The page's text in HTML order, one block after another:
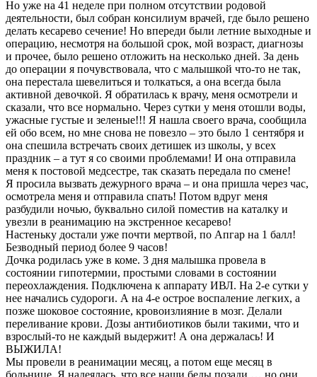
Но уже на 41 неделе при полном отсутствии родовой
деятельности, был собран консилиум врачей, где было решено
делать кесарево сечение! Но впереди были летние выходные и
операцию, несмотря на большой срок, мой возраст, диагнозы
и прочее, было решено отложить на несколько дней. За день
до операции я почувствовала, что с малышкой что-то не так,
она перестала шевелиться и толкаться, а она всегда была
активной девочкой. Я обратилась к врачу, меня осмотрели и
сказали, что все нормально. Через сутки у меня отошли воды,
ужасные густые и зеленые!!! Я нашла своего врача, сообщила
ей обо всем, но мне снова не повезло – это было 1 сентября и
она спешила встречать своих детишек из школы, у всех
праздник – а тут я со своими проблемами! И она отправила
меня к постовой медсестре, так сказать передала по смене!
Я просила вызвать дежурного врача – и она пришла через час,
осмотрела меня и отправила спать! Потом вдруг меня
разбудили ночью, буквально силой поместив на каталку и
увезли в реанимацию на экстренное кесарево!
Настеньку достали уже почти мертвой, по Апгар на 1 балл!
Безводный период более 9 часов!
Дочка родилась уже в коме. 3 дня малышка провела в
состоянии гипотермии, простыми словами в состоянии
переохлаждения. Подключена к аппарату ИВЛ. На 2-е сутки у
нее начались судороги. А на 4-е острое воспаление легких, а
позже шоковое состояние, кровоизлияние в мозг. Делали
переливание крови. Дозы антибиотиков были такими, что и
взрослый-то не каждый выдержит! А она держалась! И
ВЫЖИЛА!
Мы провели в реанимации месяц, а потом еще месяц в